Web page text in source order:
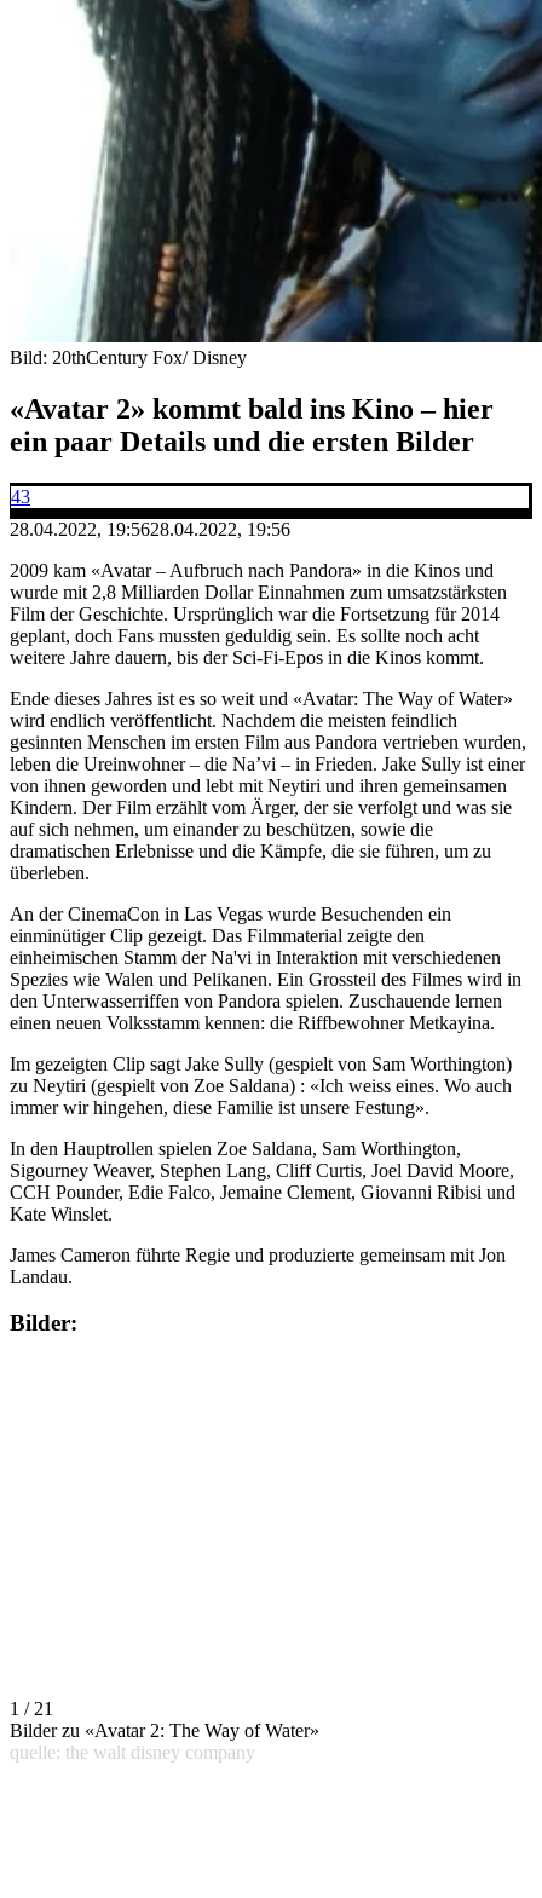
Bild: 20thCentury Fox/ Disney
«Avatar 2» kommt bald ins Kino – hier
ein paar Details und die ersten Bilder
43
28.04.2022, 19:5628.04.2022, 19:56
2009 kam «Avatar – Aufbruch nach Pandora» in die Kinos und
wurde mit 2,8 Milliarden Dollar Einnahmen zum umsatzstärksten
Film der Geschichte. Ursprünglich war die Fortsetzung für 2014
geplant, doch Fans mussten geduldig sein. Es sollte noch acht
weitere Jahre dauern, bis der Sci-Fi-Epos in die Kinos kommt.
Ende dieses Jahres ist es so weit und «Avatar: The Way of Water»
wird endlich veröffentlicht. Nachdem die meisten feindlich
gesinnten Menschen im ersten Film aus Pandora vertrieben wurden,
leben die Ureinwohner – die Na’vi – in Frieden. Jake Sully ist einer
von ihnen geworden und lebt mit Neytiri und ihren gemeinsamen
Kindern. Der Film erzählt vom Ärger, der sie verfolgt und was sie
auf sich nehmen, um einander zu beschützen, sowie die
dramatischen Erlebnisse und die Kämpfe, die sie führen, um zu
überleben.
An der CinemaCon in Las Vegas wurde Besuchenden ein
einminütiger Clip gezeigt. Das Filmmaterial zeigte den
einheimischen Stamm der Na'vi in Interaktion mit verschiedenen
Spezies wie Walen und Pelikanen. Ein Grossteil des Filmes wird in
den Unterwasserriffen von Pandora spielen. Zuschauende lernen
einen neuen Volksstamm kennen: die Riffbewohner Metkayina.
Im gezeigten Clip sagt Jake Sully (gespielt von Sam Worthington)
zu Neytiri (gespielt von Zoe Saldana) : «Ich weiss eines. Wo auch
immer wir hingehen, diese Familie ist unsere Festung».
In den Hauptrollen spielen Zoe Saldana, Sam Worthington,
Sigourney Weaver, Stephen Lang, Cliff Curtis, Joel David Moore,
CCH Pounder, Edie Falco, Jemaine Clement, Giovanni Ribisi und
Kate Winslet.
James Cameron führte Regie und produzierte gemeinsam mit Jon
Landau.
Bilder:
1 / 21
Bilder zu «Avatar 2: The Way of Water»
quelle: the walt disney company